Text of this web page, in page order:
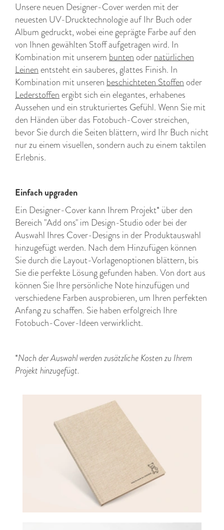
Unsere neuen Designer-Cover werden mit der
neuesten UV-Drucktechnologie auf Ihr Buch oder
Album gedruckt, wobei eine geprägte Farbe auf den
von Ihnen gewählten Stoff aufgetragen wird. In
Kombination mit unserembuntenodernatürlichen
Leinenentsteht ein sauberes, glattes Finish. In
Kombination mit unserenbeschichteten Stoffenoder
Lederstoffenergibt sich ein elegantes, erhabenes
Aussehen und ein strukturiertes Gefühl. Wenn Sie mit
den Händen über das Fotobuch-Cover streichen,
bevor Sie durch die Seiten blättern, wird Ihr Buch nicht
nur zu einem visuellen, sondern auch zu einem taktilen
Erlebnis.
Einfach upgraden
Ein Designer-Cover kann Ihrem Projekt* über den
Bereich "Add ons" im Design-Studio oder bei der
Auswahl Ihres Cover-Designs in der Produktauswahl
hinzugefügt werden. Nach dem Hinzufügen können
Sie durch die Layout-Vorlagenoptionen blättern, bis
Sie die perfekte Lösung gefunden haben. Von dort aus
können Sie Ihre persönliche Note hinzufügen und
verschiedene Farben ausprobieren, um Ihren perfekten
Anfang zu schaffen. Sie haben erfolgreich Ihre
Fotobuch-Cover-Ideen verwirklicht.
*Nach der Auswahl werden zusätzliche Kosten zu Ihrem
Projekt hinzugefügt.